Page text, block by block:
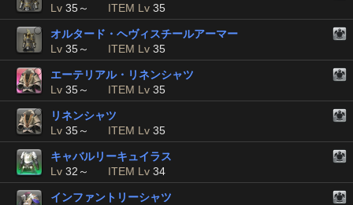
Lv 35～ ITEM Lv 35
オルタード・ヘヴィスチールアーマー
Lv 35～ ITEM Lv 35
エーテリアル・リネンシャツ
Lv 35～ ITEM Lv 35
リネンシャツ
Lv 35～ ITEM Lv 35
キャバルリーキュイラス
Lv 32～ ITEM Lv 34
インファントリーシャツ